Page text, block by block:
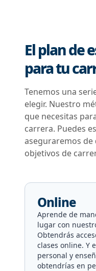
El plan de
para tu
Tenemos una
elegir. Nuestro
que necesitas
carrera. Puedes
aseguraremos
objetivos de
Online
Aprende de
lugar con
Obtendrás
clases online. Y
personal y
obtendrías en